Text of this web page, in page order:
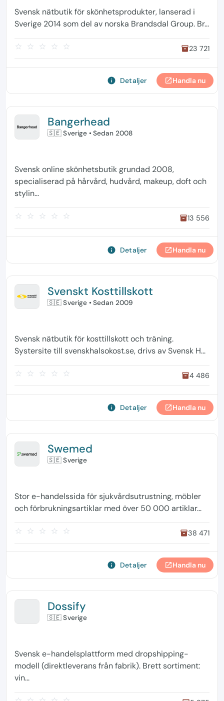
Svensk nätbutik för skönhetsprodukter, lanserad i
Sverige 2014 som del av norska Brandsdal Group. Br...
star_border star_border star_border star_border star_border inventory23 721
info Detaljer open_in_newHandla nu
Bangerhead
🇸🇪 Sverige • Sedan 2008
Svensk online skönhetsbutik grundad 2008,
specialiserad på hårvård, hudvård, makeup, doft och
stylin...
star_border star_border star_border star_border star_border inventory13 556
info Detaljer open_in_newHandla nu
Svenskt Kosttillskott
🇸🇪 Sverige • Sedan 2009
Svensk nätbutik för kosttillskott och träning.
Systersite till svenskhalsokost.se, drivs av Svensk H...
star_border star_border star_border star_border star_border inventory4 486
info Detaljer open_in_newHandla nu
Swemed
🇸🇪 Sverige
Stor e-handelssida för sjukvårdsutrustning, möbler
och förbrukningsartiklar med över 50 000 artiklar...
star_border star_border star_border star_border star_border inventory38 471
info Detaljer open_in_newHandla nu
Dossify
🇸🇪 Sverige
Svensk e-handelsplattform med dropshipping-
modell (direktleverans från fabrik). Brett sortiment:
vin...